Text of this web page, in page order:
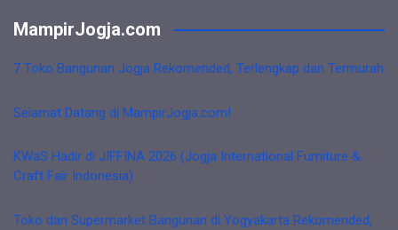
MampirJogja.com
7 Toko Bangunan Jogja Rekomended, Terlengkap dan Termurah
Selamat Datang di MampirJogja.com!
KWaS Hadir di JIFFINA 2026 (Jogja International Furniture &
Craft Fair Indonesia)
Toko dan Supermarket Bangunan di Yogyakarta Rekomended,